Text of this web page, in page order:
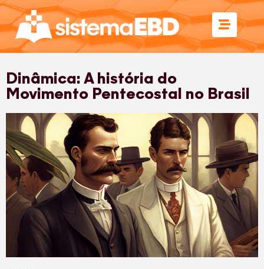
Dinâmica: A história do
Movimento Pentecostal no Brasil